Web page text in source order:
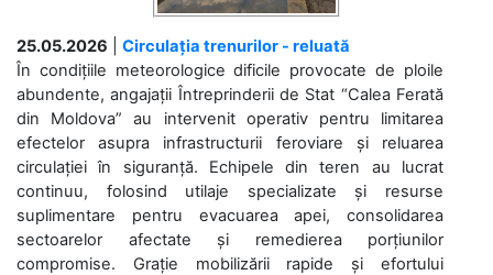
25.05.2026
Circulația trenurilor - reluată
În condițiile meteorologice dificile provocate de ploile
abundente, angajații Întreprinderii de Stat “Calea Ferată
din Moldova” au intervenit operativ pentru limitarea
efectelor asupra infrastructurii feroviare și reluarea
circulației în siguranță. Echipele din teren au lucrat
continuu, folosind utilaje specializate și resurse
suplimentare pentru evacuarea apei, consolidarea
sectoarelor afectate și remedierea porțiunilor
compromise. Grație mobilizării rapide și efortului